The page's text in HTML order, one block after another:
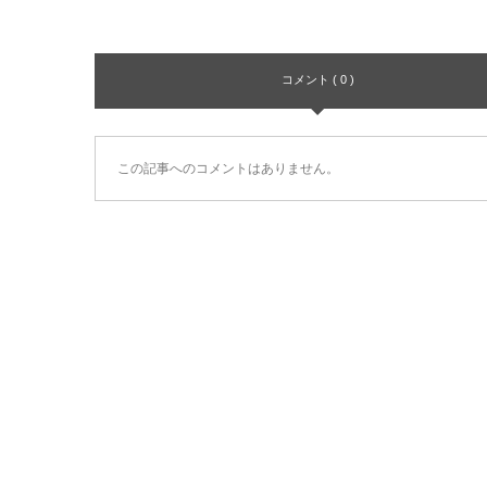
コメント ( 0 )
この記事へのコメントはありません。